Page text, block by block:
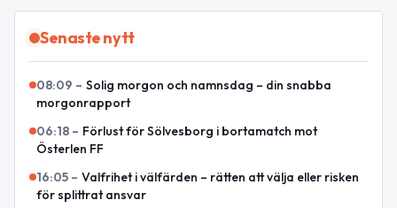
Senaste nytt
08:09 – Solig morgon och namnsdag – din snabba
morgonrapport
06:18 – Förlust för Sölvesborg i bortamatch mot
Österlen FF
16:05 – Valfrihet i välfärden – rätten att välja eller risken
för splittrat ansvar